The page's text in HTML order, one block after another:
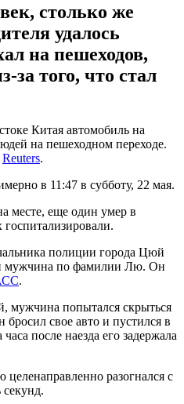
столько же
удалось
на пешеходов,
за того, что стал
Китая автомобиль на
на пешеходном переходе.
Reuters.
в 11:47 в субботу, 22 мая.
месте, еще один умер в
полиции города Цюй
мужчина по фамилии Лю. Он
.
мужчина попытался скрыться
бросил свое авто и пустился в
после наезда его задержала
разогнался с
секунд.